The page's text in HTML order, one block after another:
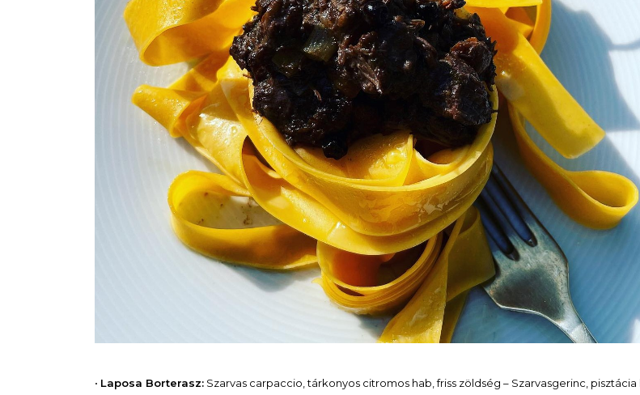
• Laposa Borterasz: Szarvas carpaccio, tárkonyos citromos hab, friss zöldség – Szarvasgerinc, pisztácia